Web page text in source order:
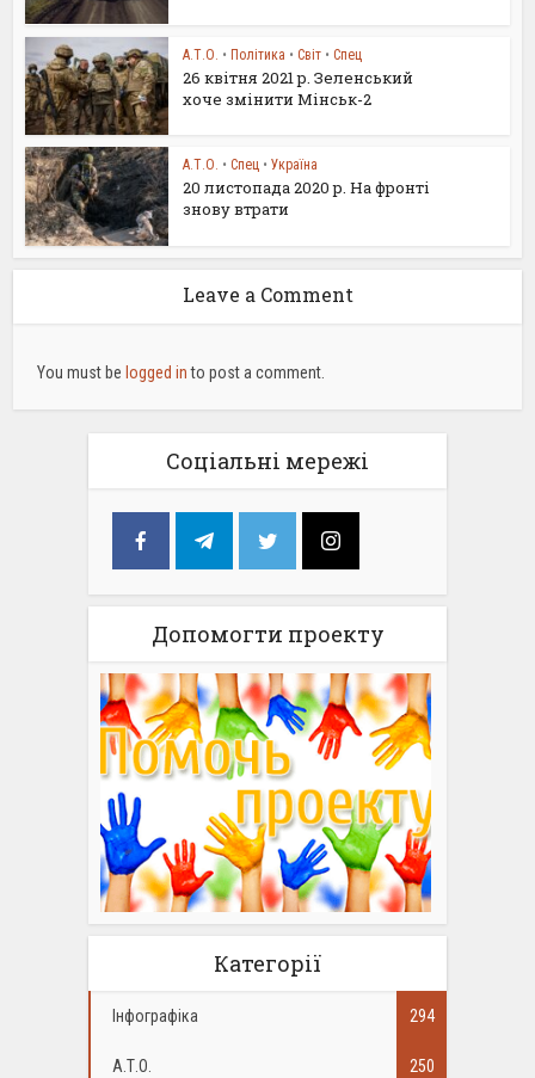
А.Т.О. • Політика • Світ • Спец
26 квітня 2021 р. Зеленський
хоче змінити Мінськ-2
А.Т.О. • Спец • Україна
20 листопада 2020 р. На фронті
знову втрати
Leave a Comment
You must be logged into post a comment.
Соціальні мережі
Допомогти проекту
Категорії
Інфографіка 294
А.Т.О. 250